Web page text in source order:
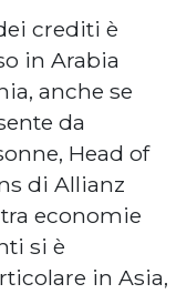
crediti è
in Arabia
anche se
da
Head of
di Allianz
economie
si è
in Asia,